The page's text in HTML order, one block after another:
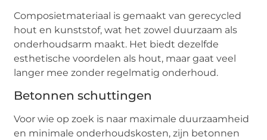
Composietmateriaal is gemaakt van gerecycled
hout en kunststof, wat het zowel duurzaam als
onderhoudsarm maakt. Het biedt dezelfde
esthetische voordelen als hout, maar gaat veel
langer mee zonder regelmatig onderhoud.
Betonnen schuttingen
Voor wie op zoek is naar maximale duurzaamheid
en minimale onderhoudskosten, zijn betonnen